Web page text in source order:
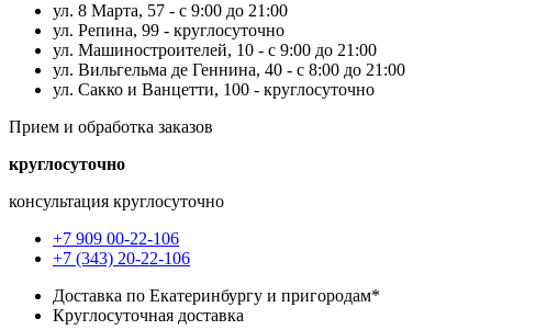
ул. 8 Марта, 57 - с 9:00 до 21:00
ул. Репина, 99 - круглосуточно
ул. Машиностроителей, 10 - с 9:00 до 21:00
ул. Вильгельма де Геннина, 40 - с 8:00 до 21:00
ул. Сакко и Ванцетти, 100 - круглосуточно
Прием и обработка заказов
круглосуточно
консультация круглосуточно
+7 909 00-22-106
+7 (343) 20-22-106
Доставка по Екатеринбургу и пригородам*
Круглосуточная доставка